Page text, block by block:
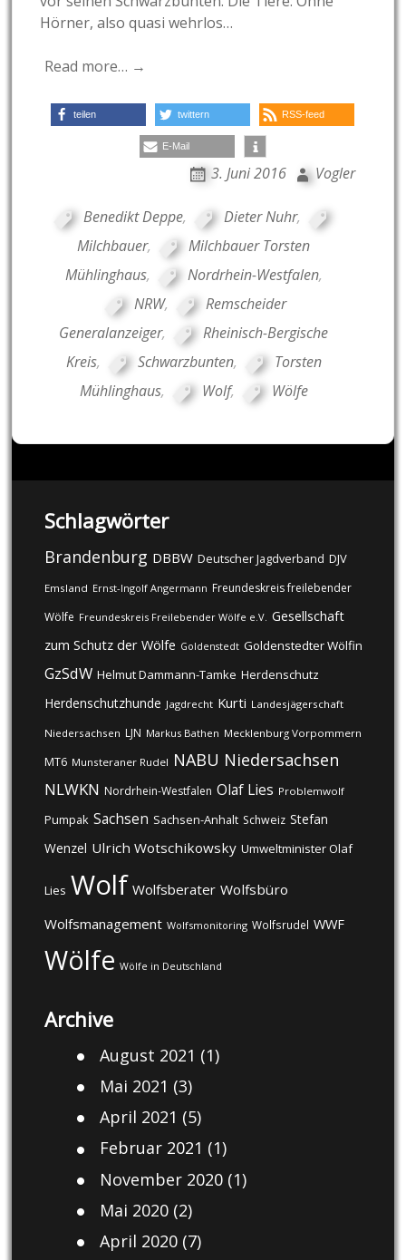
Hörner, also quasi wehrlos…
Read more… →
teilen twittern RSS-feed
E-Mail
3. Juni 2016 Vogler
Benedikt Deppe, Dieter Nuhr,
Milchbauer,
Milchbauer Torsten
Mühlinghaus, Nordrhein-Westfalen,
NRW,
Remscheider
Generalanzeiger,
Rheinisch-Bergische
Kreis, Schwarzbunten,
Torsten
Mühlinghaus, Wolf, Wölfe
Schlagwörter
Brandenburg DBBW Deutscher Jagdverband DJV
Emsland Ernst-Ingolf Angermann Freundeskreis freilebender
Wölfe Freundeskreis Freilebender Wölfe e.V. Gesellschaft
zum Schutz der Wölfe Goldenstedt Goldenstedter Wölfin
GzSdW Helmut Dammann-Tamke Herdenschutz
Herdenschutzhunde Jagdrecht Kurti Landesjägerschaft
Niedersachsen LJN Markus Bathen Mecklenburg Vorpommern
MT6 Munsteraner Rudel NABU Niedersachsen
NLWKN Nordrhein-Westfalen Olaf Lies Problemwolf
Pumpak Sachsen Sachsen-Anhalt Schweiz Stefan
Wenzel Ulrich Wotschikowsky Umweltminister Olaf
Lies Wolf Wolfsberater Wolfsbüro
Wolfsmanagement Wolfsmonitoring Wolfsrudel WWF
Wölfe Wölfe in Deutschland
Archive
August 2021 (1)
Mai 2021 (3)
April 2021 (5)
Februar 2021 (1)
November 2020(1)
Mai 2020(2)
April 2020(7)